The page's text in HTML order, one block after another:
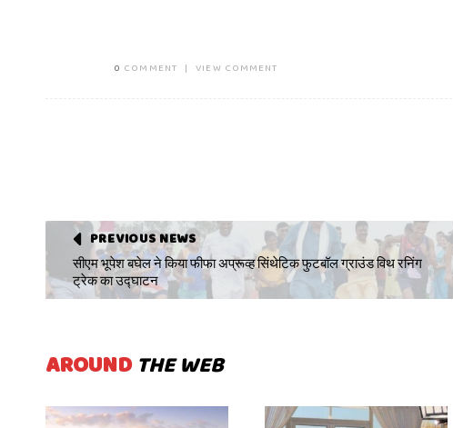
0 COMMENT | VIEW COMMENT
PREVIOUS NEWS
सीएम भूपेश बघेल ने किया फीफा अप्रूव्ह सिंथेटिक फुटबॉल ग्राउंड विथ रनिंग
ट्रेक का उद्घाटन
AROUND THE WEB